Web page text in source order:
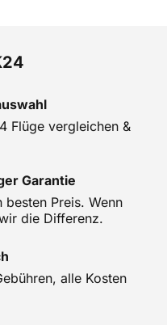
Flüge vergleichen &
Garantie
Preis. Wenn
die Differenz.
alle Kosten